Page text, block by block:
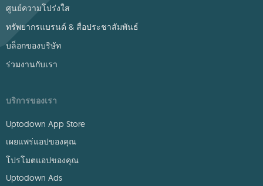
ศูนย์ความโปร่งใส
ทรัพยากรแบรนด์ & สื่อประชาสัมพันธ์
บล็อกของบริษัท
ร่วมงานกับเรา
บริการของเรา
Uptodown App Store
เผยแพร่แอปของคุณ
โปรโมตแอปของคุณ
Uptodown Ads